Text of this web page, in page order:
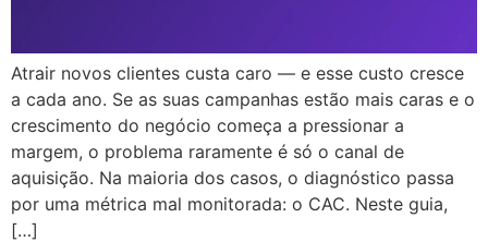
Atrair novos clientes custa caro — e esse custo cresce
a cada ano. Se as suas campanhas estão mais caras e o
crescimento do negócio começa a pressionar a
margem, o problema raramente é só o canal de
aquisição. Na maioria dos casos, o diagnóstico passa
por uma métrica mal monitorada: o CAC. Neste guia,
[…]